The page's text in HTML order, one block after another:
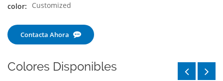
color:
Customized
Contacta Ahora
Colores Disponibles